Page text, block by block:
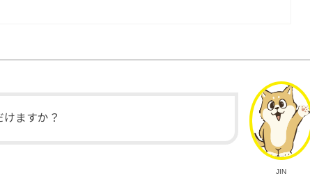
JIN
ますか？